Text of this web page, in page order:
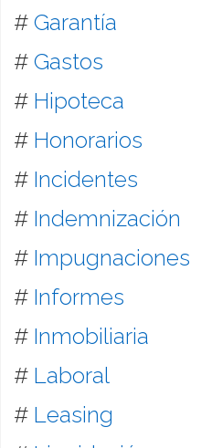
# Garantía
# Gastos
# Hipoteca
# Honorarios
# Incidentes
# Indemnización
# Impugnaciones
# Informes
# Inmobiliaria
# Laboral
# Leasing